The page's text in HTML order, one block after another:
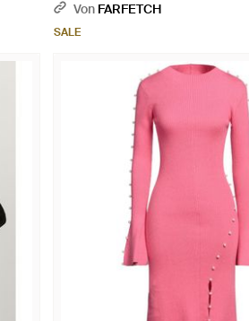
Von FARFETCH
SALE